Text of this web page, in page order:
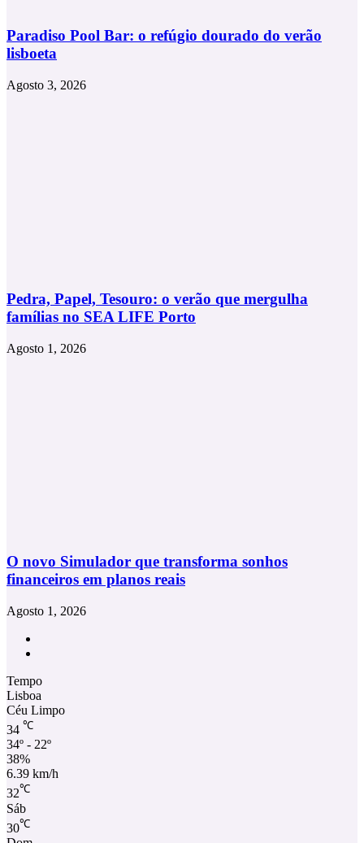
Paradiso Pool Bar: o refúgio dourado do verão
lisboeta
Agosto 3, 2026
Pedra, Papel, Tesouro: o verão que mergulha
famílias no SEA LIFE Porto
Agosto 1, 2026
O novo Simulador que transforma sonhos
financeiros em planos reais
Agosto 1, 2026
Tempo
Lisboa
Céu Limpo
34 ℃
34º - 22º
38%
6.39 km/h
32℃
Sáb
30℃